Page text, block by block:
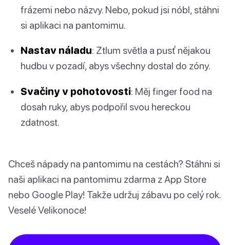
frázemi nebo názvy. Nebo, pokud jsi nóbl, stáhni
si aplikaci na pantomimu.
Nastav náladu: Ztlum světla a pusť nějakou
hudbu v pozadí, abys všechny dostal do zóny.
Svačiny v pohotovosti: Měj finger food na
dosah ruky, abys podpořil svou hereckou
zdatnost.
Chceš nápady na pantomimu na cestách? Stáhni si
naši aplikaci na pantomimu zdarma z App Store
nebo Google Play! Takže udržuj zábavu po celý rok.
Veselé Velikonoce!